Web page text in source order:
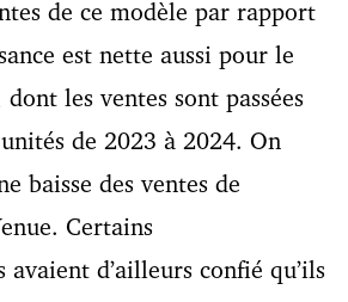
de ce modèle par rapport
est nette aussi pour le
les ventes sont passées
de 2023 à 2024. On
baisse des ventes de
Certains
avaient d’ailleurs confié qu’ils